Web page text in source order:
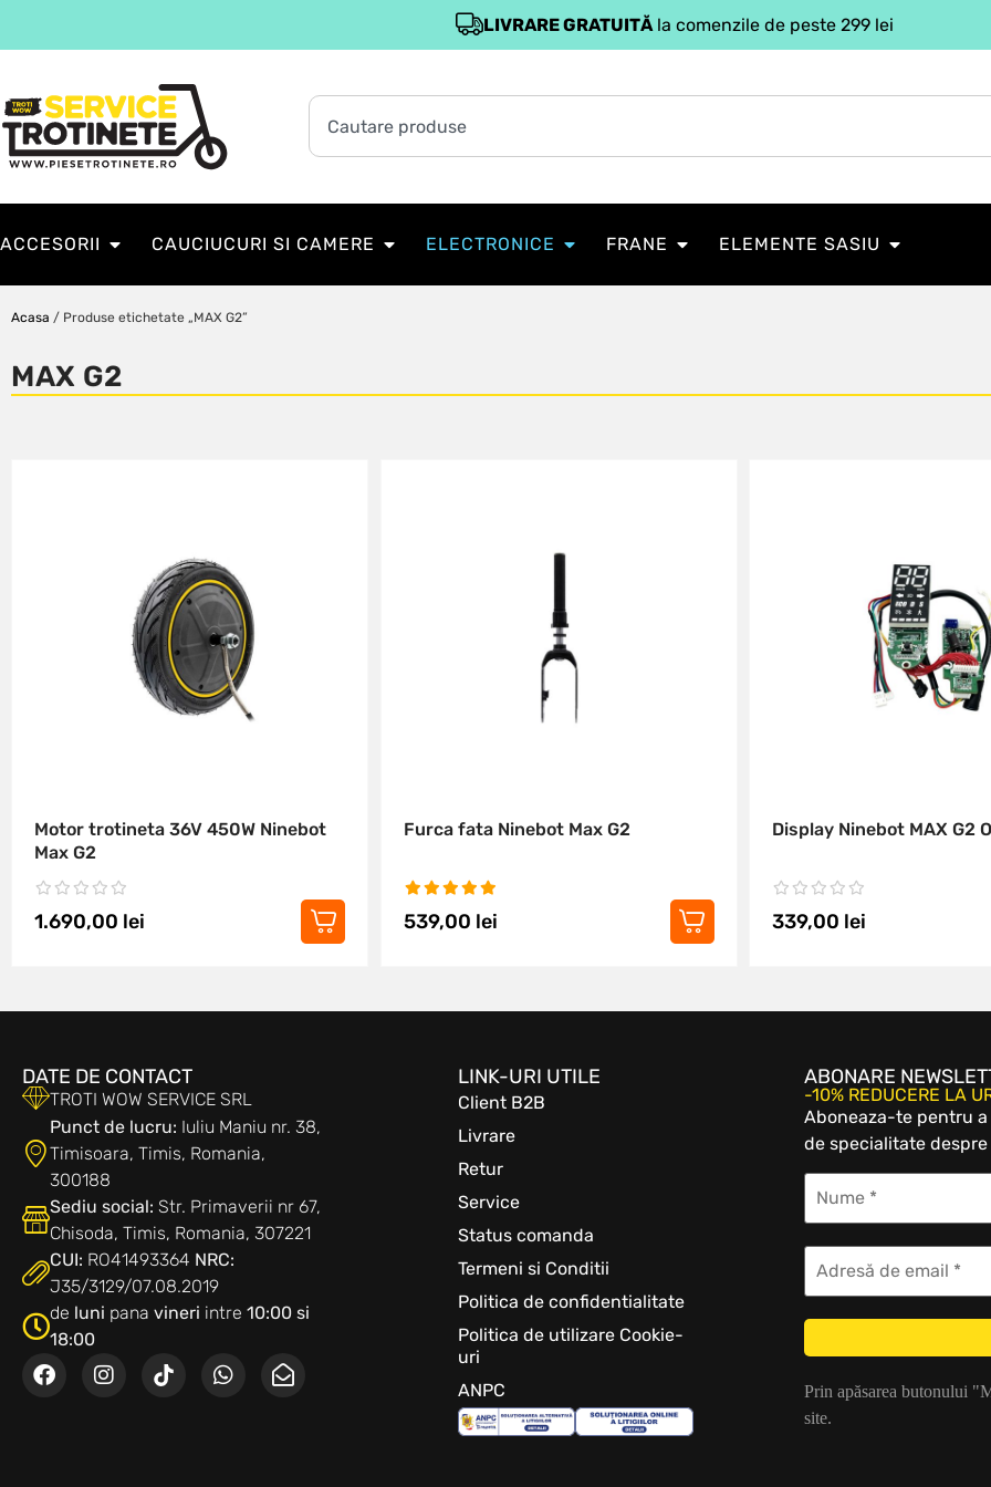
LIVRARE GRATUITĂ la comenzile de peste 299 lei
ACCESORII CAUCIUCURI SI CAMERE ELECTRONICE FRANE ELEMENTE SASIU
Acasa / Produse etichetate „MAX G2”
MAX G2
Motor trotineta 36V 450W Ninebot
Max G2
1.690,00 lei
Furca fata Ninebot Max G2
539,00 lei
Display Ninebot MAX G2
339,00 lei
DATE DE CONTACT
TROTI WOW SERVICE SRL
Punct de lucru: Iuliu Maniu nr. 38,
Timisoara, Timis, Romania,
300188
Sediu social: Str. Primaverii nr 67,
Chisoda, Timis, Romania, 307221
CUI: RO41493364 NRC:
J35/3129/07.08.2019
de luni pana vineri intre 10:00 si
18:00
LINK-URI UTILE
Client B2B
Livrare
Retur
Service
Status comanda
Termeni si Conditii
Politica de confidentialitate
Politica de utilizare Cookie-
uri
ANPC
ABONARE
-10% REDUCERE LA
Aboneaza-te pentru
de specialitate
Prin apăsarea butonului
site.